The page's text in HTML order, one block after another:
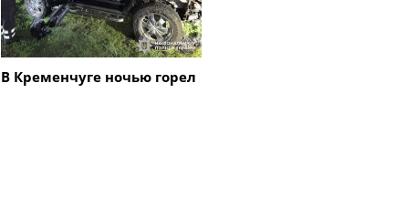
В Кременчуге ночью горел